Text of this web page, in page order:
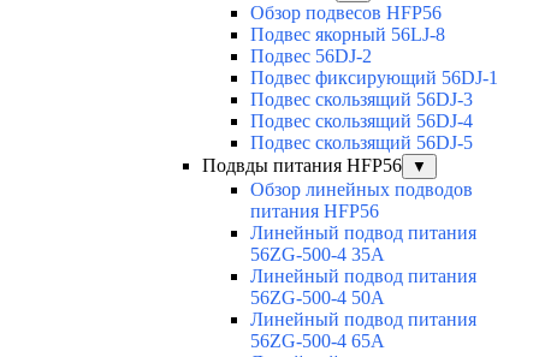
Обзор подвесов HFP56
Подвес якорный 56LJ-8
Подвес 56DJ-2
Подвес фиксирующий 56DJ-1
Подвес скользящий 56DJ-3
Подвес скользящий 56DJ-4
Подвес скользящий 56DJ-5
Подвды питания HFP56
▼
Обзор линейных подводов
питания HFP56
Линейный подвод питания
56ZG-500-4 35A
Линейный подвод питания
56ZG-500-4 50A
Линейный подвод питания
56ZG-500-4 65A